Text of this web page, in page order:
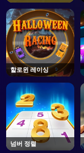
할로윈 레이싱
넘버 정렬